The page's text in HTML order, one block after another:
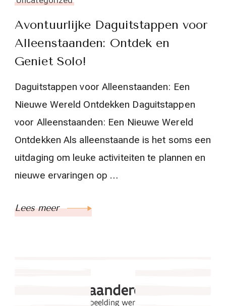
Avontuurlijke Daguitstappen voor
Alleenstaanden: Ontdek en
Geniet Solo!
Daguitstappen voor Alleenstaanden: Een
Nieuwe Wereld Ontdekken Daguitstappen
voor Alleenstaanden: Een Nieuwe Wereld
Ontdekken Als alleenstaande is het soms een
uitdaging om leuke activiteiten te plannen en
nieuwe ervaringen op …
Lees meer